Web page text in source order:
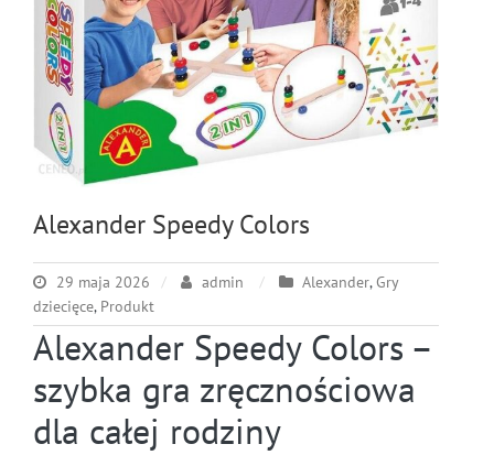
Alexander Speedy Colors
29 maja 2026 admin Alexander,Gry
dziecięce, Produkt
Alexander Speedy Colors –
szybka gra zręcznościowa
dla całej rodziny